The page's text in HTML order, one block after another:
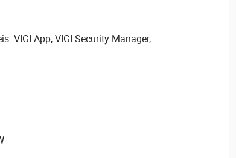
VIGI App, VIGI Security Manager,